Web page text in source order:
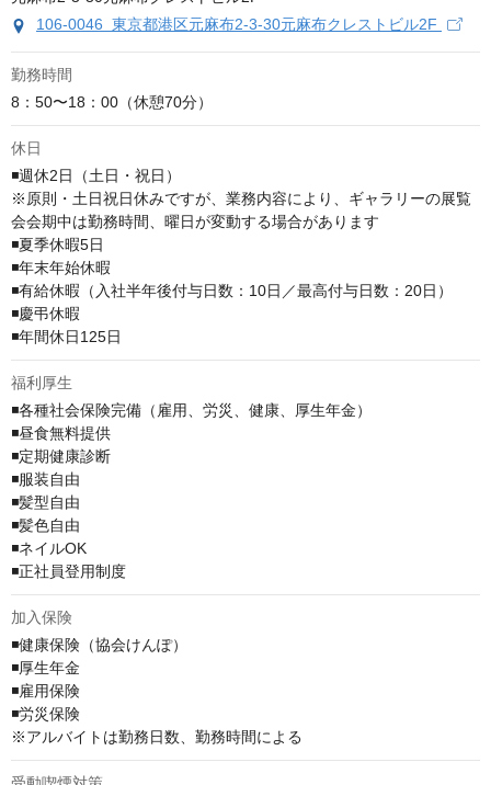
106-0046 東京都港区元麻布2-3-30元麻布クレストビル2F
勤務時間
8：50〜18：00（休憩70分）
休日
◾️週休2日（土日・祝日）
※原則・土日祝日休みですが、業務内容により、ギャラリーの展覧
会会期中は勤務時間、曜日が変動する場合があります
◾️夏季休暇5日
◾️年末年始休暇
◾️有給休暇（⼊社半年後付与日数：10⽇／最⾼付与⽇数：20⽇）
◾️慶弔休暇
◾️年間休日125日
福利厚生
◾️各種社会保険完備（雇用、労災、健康、厚生年金）
◾️昼食無料提供
◾️定期健康診断
◾️服装自由
◾️髪型自由
◾️髪色自由
◾️ネイルOK
◾️正社員登用制度
加入保険
◾️健康保険（協会けんぽ）
◾️厚生年金
◾️雇用保険
◾️労災保険
※アルバイトは勤務日数、勤務時間による